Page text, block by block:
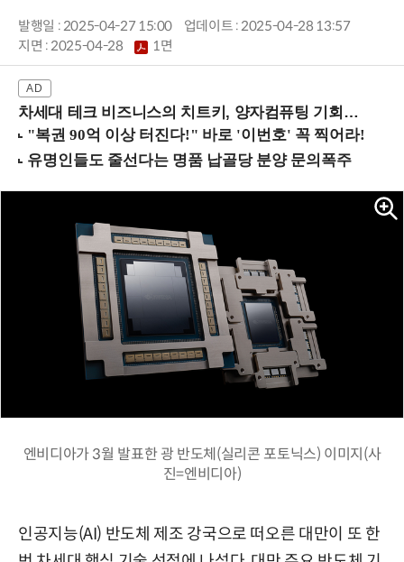
발행일 : 2025-04-27 15:00
업데이트 : 2025-04-28 13:57
지면 :2025-04-28 1면
차세대 테크 비즈니스의 치트키, 양자컴퓨팅 기회를 선점하라! (8/28 강남역)
엔비디아가 3월 발표한 광 반도체(실리콘 포토닉스) 이미지(사
진=엔비디아)
인공지능(AI) 반도체 제조 강국으로 떠오른 대만이 또 한